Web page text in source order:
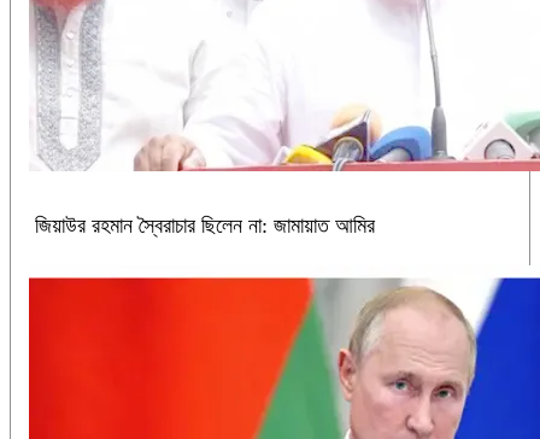
জিয়াউর রহমান স্বৈরাচার ছিলেন না: জামায়াত আমির